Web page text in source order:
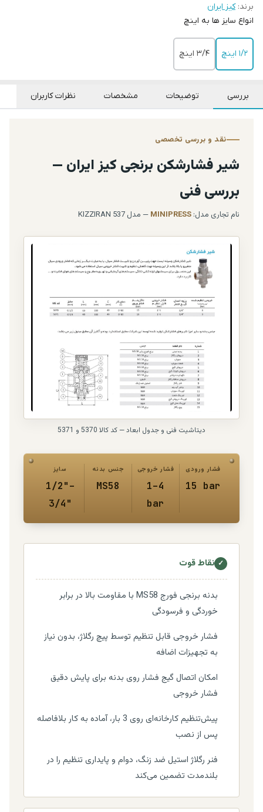
برند: کیز ایران
انواع سایز ها به اینچ
1/2 اینچ 3/4 اینچ
بررسی توضیحات مشخصات نظرات کاربران
نقد و بررسی تخصصی
شیر فشارشکن برنجی کیز ایران —
بررسی فنی
نام تجاری مدل: MINIPRESS — مدل KIZZIRAN 537
دیتاشیت فنی و جدول ابعاد — کد کالا 5370 و 5371
فشار ورودی
15 bar
فشار خروجی
1–4
bar
جنس بدنه
MS58
سایز
1/2"–
3/4"
✓ نقاط قوت
بدنه برنجی فورج MS58 با مقاومت بالا در برابر
خوردگی و فرسودگی
فشار خروجی قابل تنظیم توسط پیچ رگلاژ، بدون نیاز
به تجهیزات اضافه
امکان اتصال گیج فشار روی بدنه برای پایش دقیق
فشار خروجی
پیش‌تنظیم کارخانه‌ای روی 3 بار، آماده به کار بلافاصله
پس از نصب
فنر رگلاژ استیل ضد زنگ، دوام و پایداری تنظیم را در
بلندمدت تضمین می‌کند